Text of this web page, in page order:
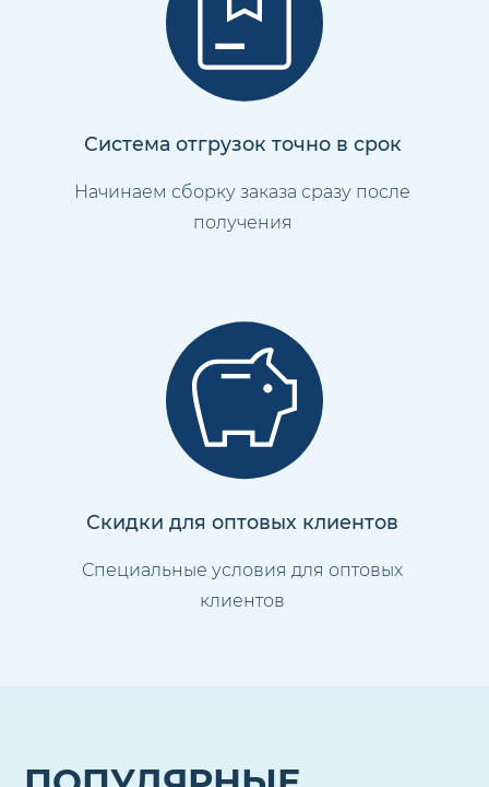
Система отгрузок точно в срок
Начинаем сборку заказа сразу после
получения
Скидки для оптовых клиентов
Специальные условия для оптовых
клиентов